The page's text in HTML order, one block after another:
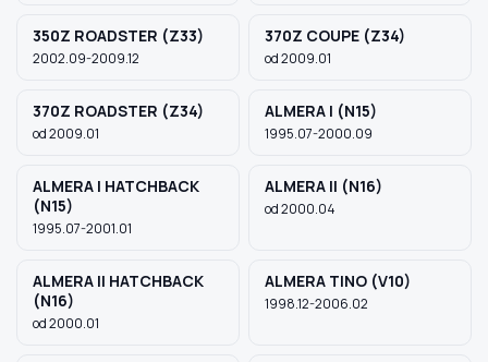
350Z ROADSTER (Z33)
2002.09-2009.12
370Z COUPE (Z34)
od 2009.01
370Z ROADSTER (Z34)
od 2009.01
ALMERA I (N15)
1995.07-2000.09
ALMERA I HATCHBACK
(N15)
1995.07-2001.01
ALMERA II (N16)
od 2000.04
ALMERA II HATCHBACK
(N16)
od 2000.01
ALMERA TINO (V10)
1998.12-2006.02